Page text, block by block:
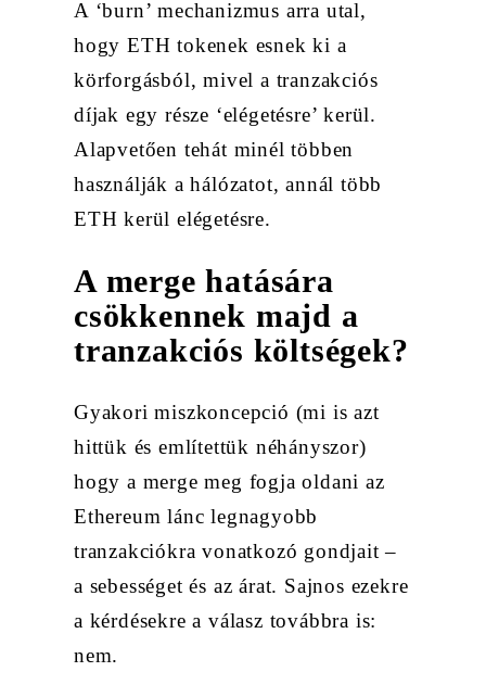
A ‘burn’ mechanizmus arra utal,
hogy ETH tokenek esnek ki a
körforgásból, mivel a tranzakciós
díjak egy része ‘elégetésre’ kerül.
Alapvetően tehát minél többen
használják a hálózatot, annál több
ETH kerül elégetésre.
A merge hatására
csökkennek majd a
tranzakciós költségek?
Gyakori miszkoncepció (mi is azt
hittük és említettük néhányszor)
hogy a merge meg fogja oldani az
Ethereum lánc legnagyobb
tranzakciókra vonatkozó gondjait –
a sebességet és az árat. Sajnos ezekre
a kérdésekre a válasz továbbra is:
nem.